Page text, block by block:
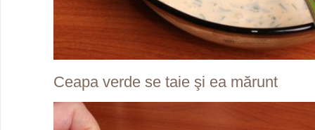
Ceapa verde se taie şi ea mărunt